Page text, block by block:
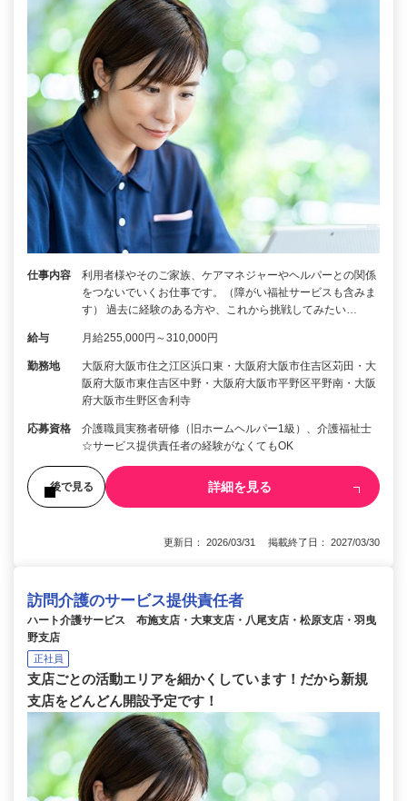
仕事内容
利用者様やそのご家族、ケアマネジャーやヘルパーとの関係
をつないでいくお仕事です。（障がい福祉サービスも含みま
す） 過去に経験のある方や、これから挑戦してみたい…
給与 月給255,000円～310,000円
勤務地
大阪府大阪市住之江区浜口東・大阪府大阪市住吉区苅田・大
阪府大阪市東住吉区中野・大阪府大阪市平野区平野南・大阪
府大阪市生野区舎利寺
応募資格
介護職員実務者研修（旧ホームヘルパー1級）、介護福祉士
☆サービス提供責任者の経験がなくてもOK
後で見る 詳細を見る
更新日： 2026/03/31 掲載終了日： 2027/03/30
訪問介護のサービス提供責任者
ハート介護サービス 布施支店・大東支店・八尾支店・松原支店・羽曳
野支店
正社員
支店ごとの活動エリアを細かくしています！だから新規
支店をどんどん開設予定です！